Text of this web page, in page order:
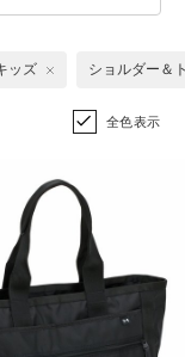
ッズ ショルダー＆
全色表示